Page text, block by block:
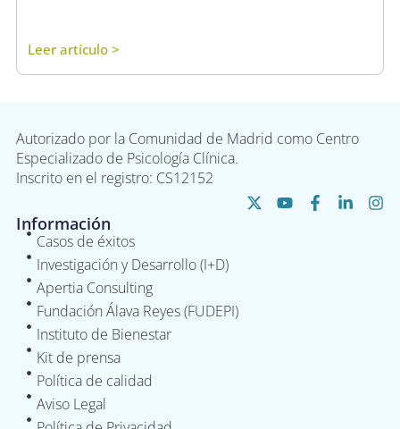
Leer artículo >
Autorizado por la Comunidad de Madrid como Centro
Especializado de Psicología Clínica.
Inscrito en el registro: CS12152
Información
Casos de éxitos
Investigación y Desarrollo (I+D)
Apertia Consulting
Fundación Álava Reyes (FUDEPI)
Instituto de Bienestar
Kit de prensa
Política de calidad
Aviso Legal